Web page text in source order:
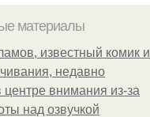
материалы
известный комик и
недавно
центре внимания из-за
над озвучкой